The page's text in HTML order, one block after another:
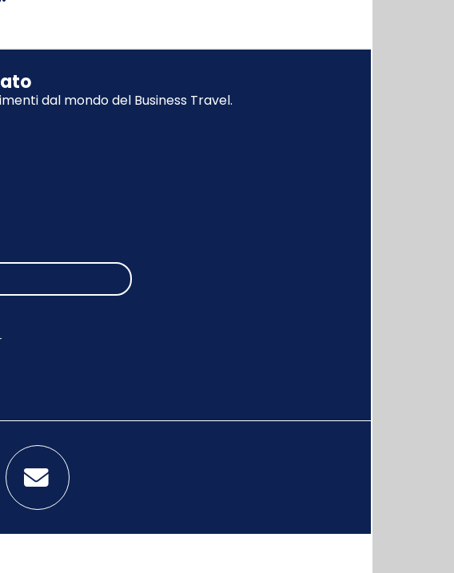
dal mondo del Business Travel.